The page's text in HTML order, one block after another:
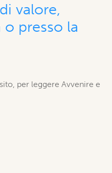
valore,
presso la
per leggere Avvenire e